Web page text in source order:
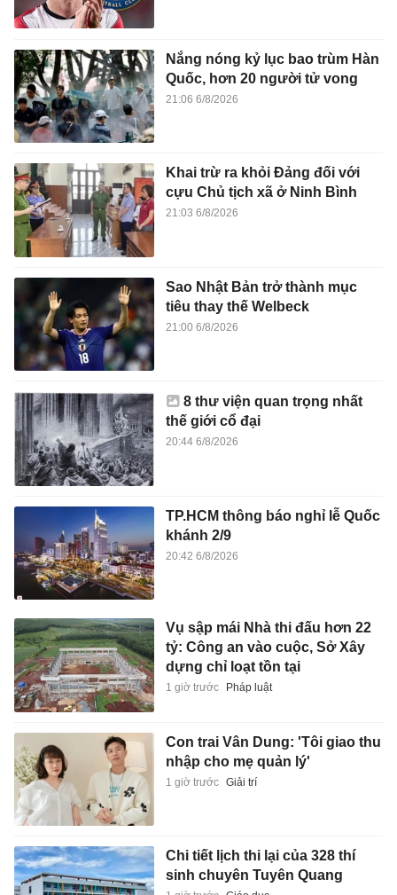
Nắng nóng kỷ lục bao trùm Hàn
Quốc, hơn 20 người tử vong
21:06 6/8/2026
Khai trừ ra khỏi Đảng đối với
cựu Chủ tịch xã ở Ninh Bình
21:03 6/8/2026
Sao Nhật Bản trở thành mục
tiêu thay thế Welbeck
21:00 6/8/2026
8 thư viện quan trọng nhất
thế giới cổ đại
20:44 6/8/2026
TP.HCM thông báo nghỉ lễ Quốc
khánh 2/9
20:42 6/8/2026
Vụ sập mái Nhà thi đấu hơn 22
tỷ: Công an vào cuộc, Sở Xây
dựng chỉ loạt tồn tại
1 giờ trước Pháp luật
Con trai Vân Dung: 'Tôi giao thu
nhập cho mẹ quản lý'
1 giờ trước Giải trí
Chi tiết lịch thi lại của 328 thí
sinh chuyên Tuyên Quang